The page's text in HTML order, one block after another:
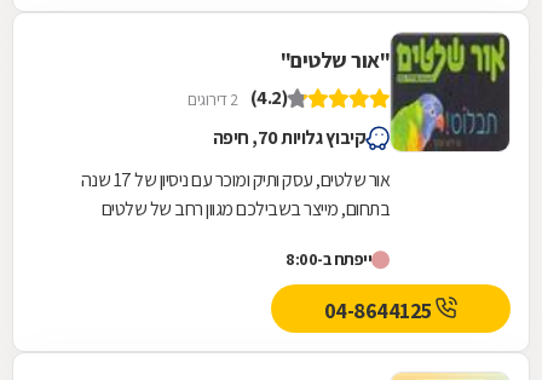
"אור שלטים"
(4.2) 2 דירוגים
קיבוץ גלויות 70, חיפה
אור שלטים, עסק ותיק ומוכר עם ניסיון של 17 שנה
בתחום, מייצר בשבילכם מגוון רחב של שלטים
אתכם...
ייפתח ב-8:00
04-8644125